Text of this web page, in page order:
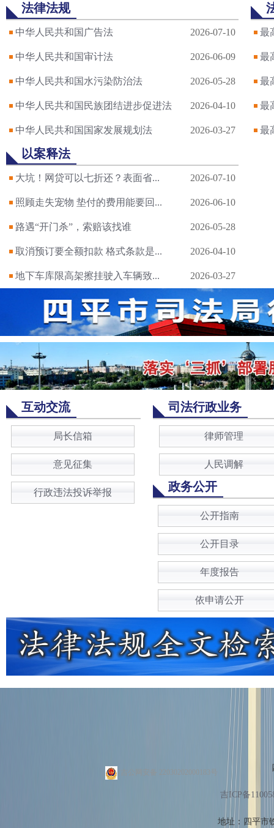
法律法规
中华人民共和国广告法 2026-07-10
中华人民共和国审计法 2026-06-09
中华人民共和国水污染防治法 2026-05-28
中华人民共和国民族团结进步促进法 2026-04-10
中华人民共和国国家发展规划法 2026-03-27
最
最
最
最
最
以案释法
大坑！网贷可以七折还？表面省... 2026-07-10
照顾走失宠物 垫付的费用能要回... 2026-06-10
路遇“开门杀”，索赔该找谁 2026-05-28
取消预订要全额扣款 格式条款是... 2026-04-10
地下车库限高架擦挂驶入车辆致... 2026-03-27
互动交流
局长信箱
意见征集
行政违法投诉举报
司法行政业务
律师管理
人民调解
政务公开
公开指南
公开目录
年度报告
依申请公开
吉公网安备 22030202000183号
吉ICP备
地址：四平市